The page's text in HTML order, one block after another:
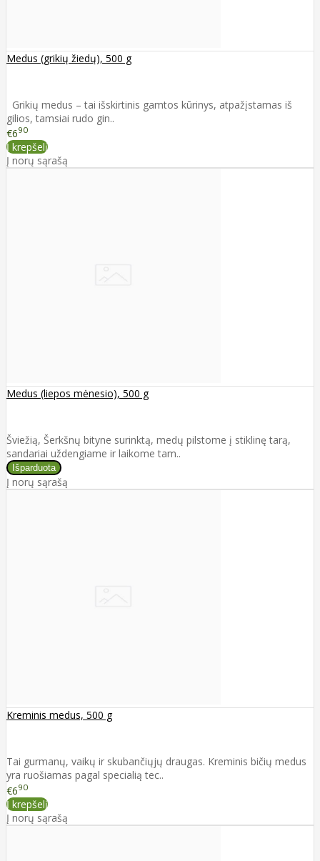
Medus (grikių žiedų), 500 g
Grikių medus – tai išskirtinis gamtos kūrinys, atpažįstamas iš
gilios, tamsiai rudo gin..
€690
Į krepšelį
Į norų sąrašą
Medus (liepos mėnesio), 500 g
Šviežią, Šerkšnų bityne surinktą, medų pilstome į stiklinę tarą,
sandariai uždengiame ir laikome tam..
Į norų sąrašą
Kreminis medus, 500 g
Tai gurmanų, vaikų ir skubančiųjų draugas. Kreminis bičių medus
yra ruošiamas pagal specialią tec..
€690
Į krepšelį
Į norų sąrašą